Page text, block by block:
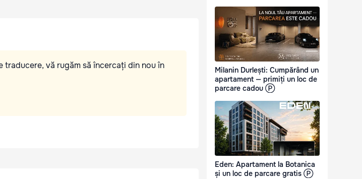
vă rugăm să încercați din nou în
Milanin Durlești: Cumpărând un
apartament — primiți un loc de
parcare cadou Ⓟ
Eden: Apartament la Botanica
și un loc de parcare gratis Ⓟ